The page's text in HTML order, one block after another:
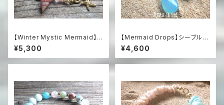
【Winter Mystic Mermaid】ヒ
トデとパールのロマンティック・
ブレスレット
¥5,300
【Mermaid Drops】シーブルー
カルセドニーとシェルのマーメイ
ドイヤリング
¥4,600